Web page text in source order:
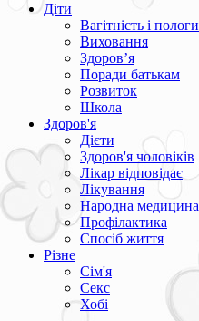
Діти
Вагітність і пологи
Виховання
Здоров’я
Поради батькам
Розвиток
Школа
Здоров'я
Дієти
Здоров'я чоловіків
Лікар відповідає
Лікування
Народна медицина
Профілактика
Спосіб життя
Різне
Сім'я
Секс
Хобі